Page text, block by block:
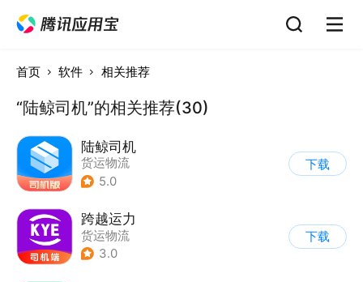
首页 软件 相关推荐
“陆鲸司机”的相关推荐(30)
陆鲸司机
货运物流
5.0
下载
跨越运力
货运物流
3.0
下载